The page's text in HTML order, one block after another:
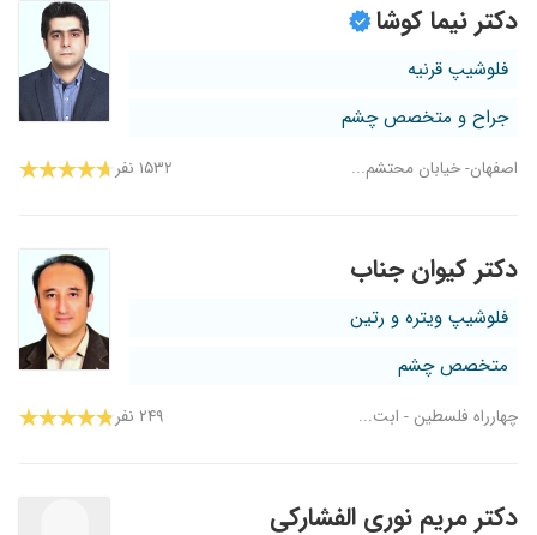
دکتر نیما کوشا
فلوشیپ قرنیه
جراح و متخصص چشم
اصفهان- خیابان محتشم... ۱۵۳۲ نفر
دکتر کیوان جناب
فلوشیپ ویتره و رتین
متخصص چشم
چهارراه فلسطین - ابت... ۲۴۹ نفر
دکتر مریم نوری الفشارکی